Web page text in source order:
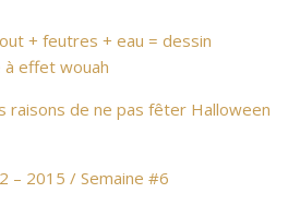
+ feutres + eau = dessin
à effet wouah
raisons de ne pas fêter Halloween
– 2015 / Semaine #6